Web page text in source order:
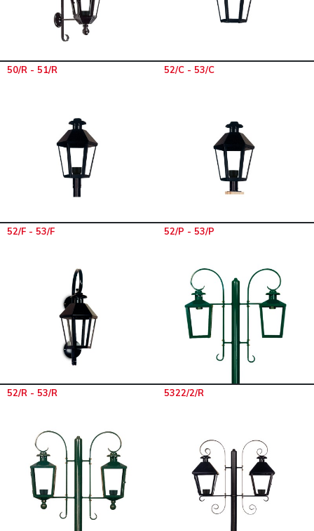
50/R - 51/R 52/C - 53/C
52/F - 53/F 52/P - 53/P
52/R - 53/R 5322/2/R